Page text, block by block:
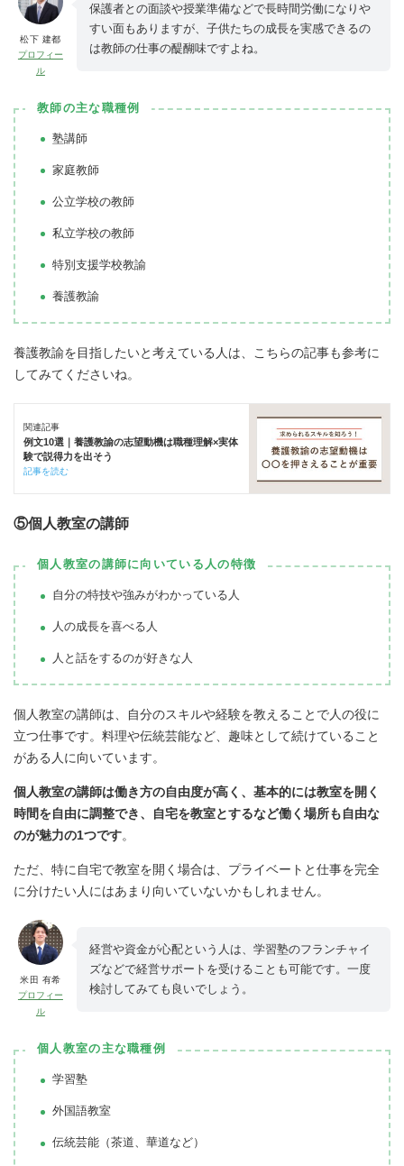
松下 建都
プロフィー
ル
保護者との面談や授業準備などで長時間労働になりや
すい面もありますが、子供たちの成長を実感できるの
は教師の仕事の醍醐味ですよね。
教師の主な職種例
塾講師
家庭教師
公立学校の教師
私立学校の教師
特別支援学校教諭
養護教諭
養護教諭を目指したいと考えている人は、こちらの記事も参考に
してみてくださいね。
関連記事
例文10選｜養護教諭の志望動機は職種理解×実体
験で説得力を出そう
記事を読む
⑤個人教室の講師
個人教室の講師に向いている人の特徴
自分の特技や強みがわかっている人
人の成長を喜べる人
人と話をするのが好きな人
個人教室の講師は、自分のスキルや経験を教えることで人の役に
立つ仕事です。料理や伝統芸能など、趣味として続けていること
がある人に向いています。
個人教室の講師は働き方の自由度が高く、基本的には教室を開く
時間を自由に調整でき、自宅を教室とするなど働く場所も自由な
のが魅力の1つです。
ただ、特に自宅で教室を開く場合は、プライベートと仕事を完全
に分けたい人にはあまり向いていないかもしれません。
米田 有希
プロフィー
ル
経営や資金が心配という人は、学習塾のフランチャイ
ズなどで経営サポートを受けることも可能です。一度
検討してみても良いでしょう。
個人教室の主な職種例
学習塾
外国語教室
伝統芸能（茶道、華道など）